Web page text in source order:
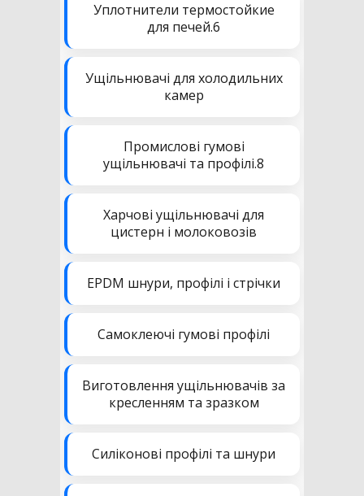
Уплотнители термостойкие
для печей.6
Ущільнювачі для холодильних
камер
Промислові гумові
ущільнювачі та профілі.8
Харчові ущільнювачі для
цистерн і молоковозів
EPDM шнури, профілі і стрічки
Самоклеючі гумові профілі
Виготовлення ущільнювачів за
кресленням та зразком
Силіконові профілі та шнури